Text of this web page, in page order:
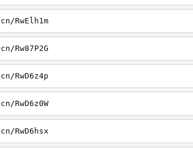
RwElh1m
Rw87P2G
RwD6z4p
RwD6hsx